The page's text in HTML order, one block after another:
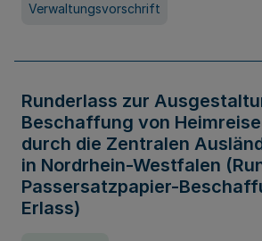
Verwaltungsvorschrift
Runderlass zur
Beschaffung von
durch die Zentralen
in Nordrhein-Westfalen
Passersatzpapier-
Erlass)